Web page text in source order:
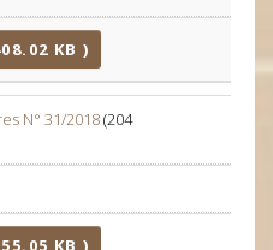
KB )
N° 31/2018(204
KB )